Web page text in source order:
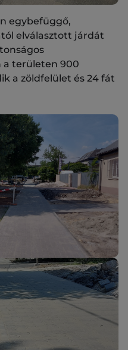
egybefüggő,
elválasztott járdát
a területen 900
a zöldfelület és 24 fát